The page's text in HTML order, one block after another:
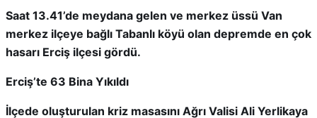
Saat 13.41’de meydana gelen ve merkez üssü Van
merkez ilçeye bağlı Tabanlı köyü olan depremde en çok
hasarı Erciş ilçesi gördü.
Erciş’te 63 Bina Yıkıldı
İlçede oluşturulan kriz masasını Ağrı Valisi Ali Yerlikaya